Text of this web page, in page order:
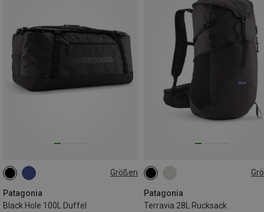
Größen
Patagonia
Black Hole 100L Duffel
100L
Patagonia
Terravia 28L Rucksack
28L | L